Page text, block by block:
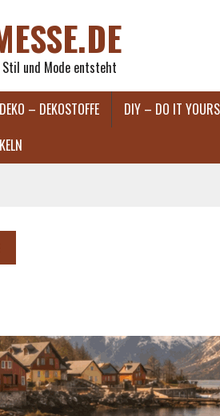
Stil und Mode entsteht
DEKO – DEKOSTOFFE DIY – DO IT